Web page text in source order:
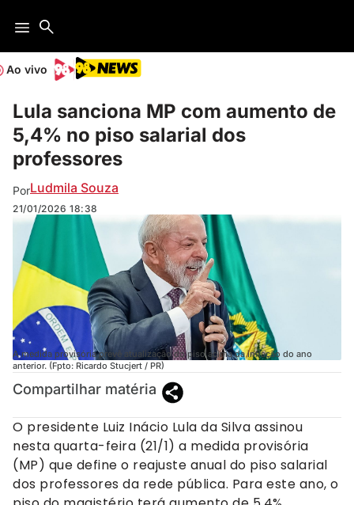
Ao vivo
Lula sanciona MP com aumento de
5,4% no piso salarial dos
professores
PorLudmila Souza
21/01/2026 18:38
A medida provisória prevê atualização do piso acima da inflação do ano
anterior. (Fpto: Ricardo Stucjert / PR)
Compartilhar matéria
O presidente Luiz Inácio Lula da Silva assinou
nesta quarta-feira (21/1) a medida provisória
(MP) que define o reajuste anual do piso salarial
dos professores da rede pública. Para este ano, o